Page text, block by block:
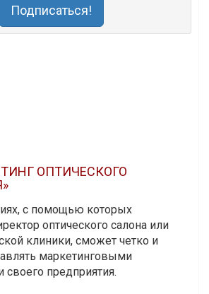
Подписаться!
ОПТИЧЕСКОГО
с помощью которых
оптического салона или
клиники, сможет четко и
маркетинговыми
предприятия.